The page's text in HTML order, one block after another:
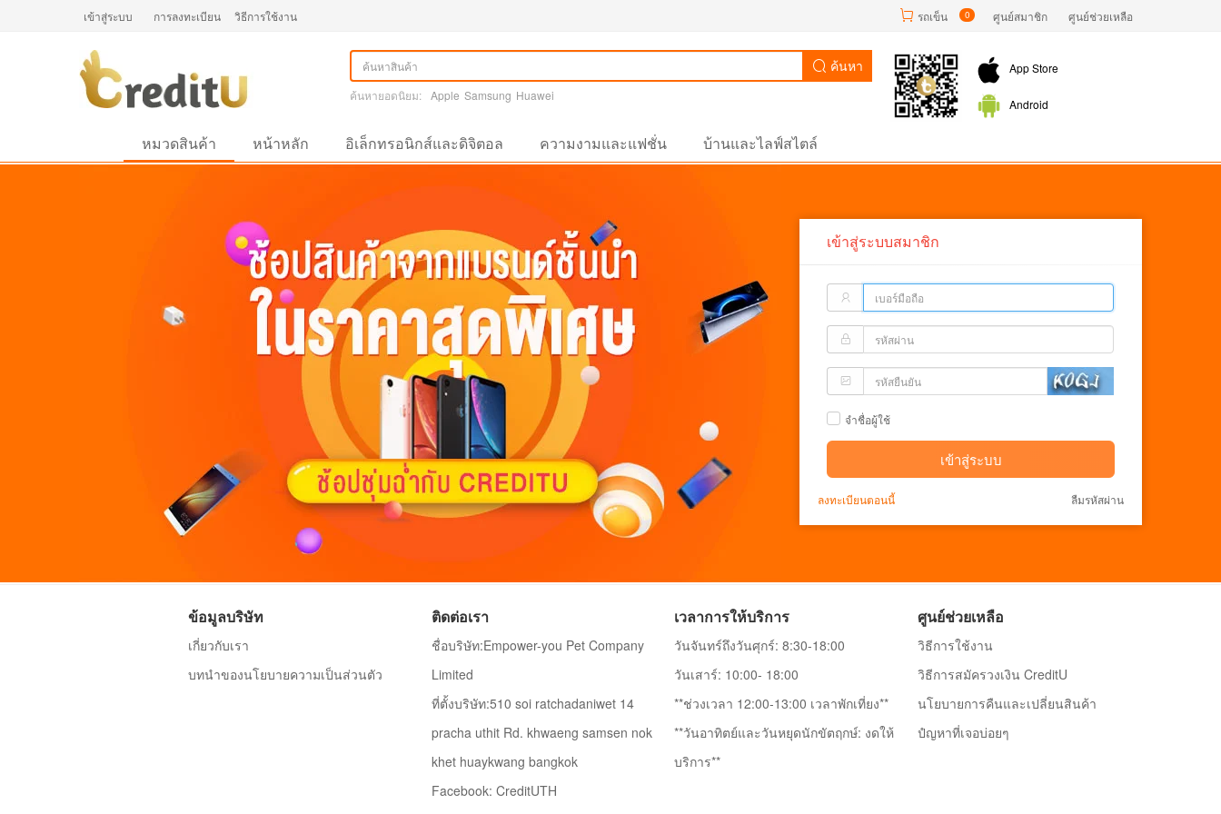
เข้าสู่ระบบ การลงทะเบียน วิธีการใช้งาน รถเข็น 0 ศูนย์สมาชิก ศูนย์ช่วยเหลือ
ค้นหา
ค้นหายอดนิยม: Apple Samsung Huawei
App Store
Android
หมวดสินค้า หน้าหลัก อิเล็กทรอนิกส์และดิจิตอล ความงามและแฟชั่น บ้านและไลฟ์สไตล์
เข้าสู่ระบบสมาชิก
จำชื่อผู้ใช้
เข้าสู่ระบบ
ลงทะเบียนตอนนี้ ลืมรหัสผ่าน
ข้อมูลบริษัท
เกี่ยวกับเรา
บทนำของนโยบายความเป็นส่วนตัว
ติดต่อเรา
ชื่อบริษัท:Empower-you Pet Company
Limited
ที่ตั้งบริษัท:510 soi ratchadaniwet 14
pracha uthit Rd. khwaeng samsen nok
khet huaykwang bangkok
Facebook: CreditUTH
เวลาการให้บริการ
วันจันทร์ถึงวันศุกร์: 8:30-18:00
วันเสาร์: 10:00- 18:00
**ช่วงเวลา 12:00-13:00 เวลาพักเที่ยง**
**วันอาทิตย์และวันหยุดนักขัตฤกษ์: งดให้
บริการ**
ศูนย์ช่วยเหลือ
วิธีการใช้งาน
วิธีการสมัครวงเงิน CreditU
นโยบายการคืนและเปลี่ยนสินค้า
ปํญหาที่เจอบ่อยๆ